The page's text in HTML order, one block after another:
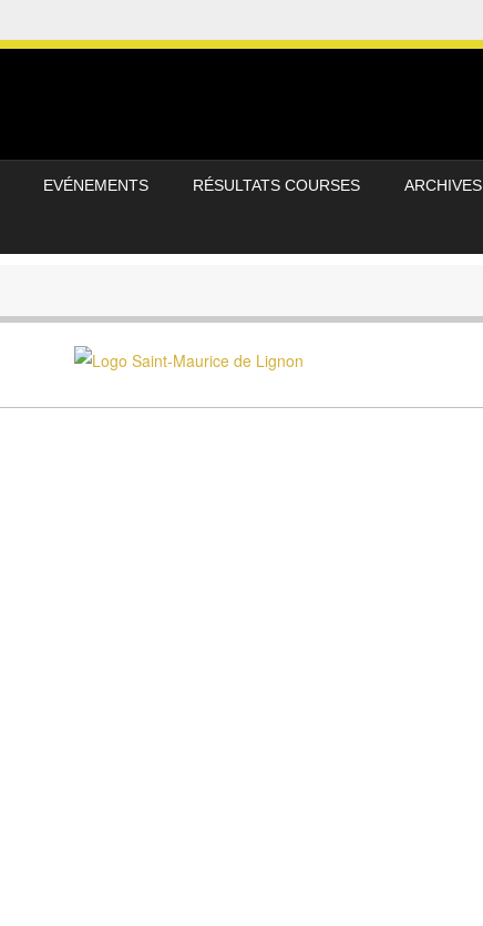
EVÉNEMENTS RÉSULTATS COURSES ARCHIVES